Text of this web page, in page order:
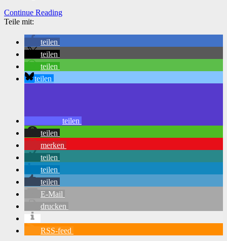
Continue Reading
Teile mit:
teilen
teilen
teilen
teilen
teilen
teilen
merken
teilen
teilen
teilen
E-Mail
drucken
RSS-feed